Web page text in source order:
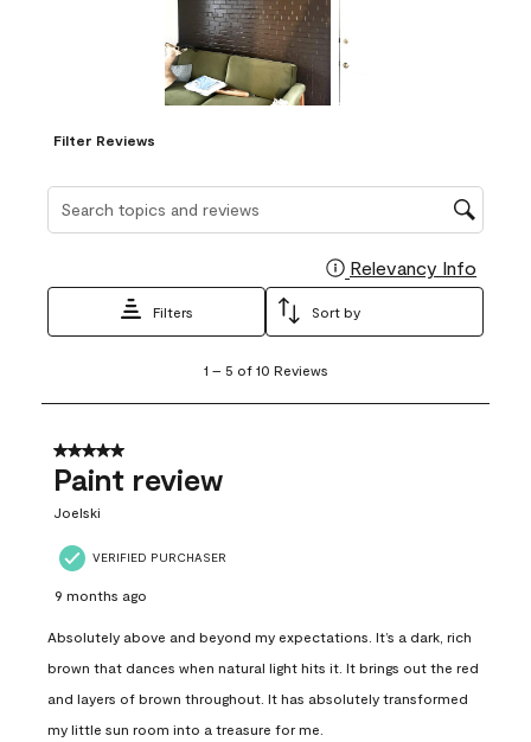
Filter Reviews
Relevancy Info
Filters Sort by
5
10
Reviews
1 – 5 of 10 Reviews
5 out of 5 stars.
Paint review
Joelski
VERIFIED PURCHASER
9 months ago
Absolutely above and beyond my expectations. It’s a dark, rich
brown that dances when natural light hits it. It brings out the red
and layers of brown throughout. It has absolutely transformed
my little sun room into a treasure for me.